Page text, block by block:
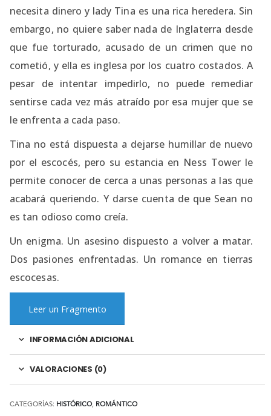
necesita dinero y lady Tina es una rica heredera. Sin
embargo, no quiere saber nada de Inglaterra desde
que fue torturado, acusado de un crimen que no
cometió, y ella es inglesa por los cuatro costados. A
pesar de intentar impedirlo, no puede remediar
sentirse cada vez más atraído por esa mujer que se
le enfrenta a cada paso.
Tina no está dispuesta a dejarse humillar de nuevo
por el escocés, pero su estancia en Ness Tower le
permite conocer de cerca a unas personas a las que
acabará queriendo. Y darse cuenta de que Sean no
es tan odioso como creía.
Un enigma. Un asesino dispuesto a volver a matar.
Dos pasiones enfrentadas. Un romance en tierras
escocesas.
Leer un Fragmento
INFORMACIÓN ADICIONAL
VALORACIONES (0)
CATEGORÍAS: HISTÓRICO, ROMÁNTICO